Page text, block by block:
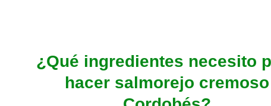
¿Qué ingredientes necesito
hacer salmorejo cremoso